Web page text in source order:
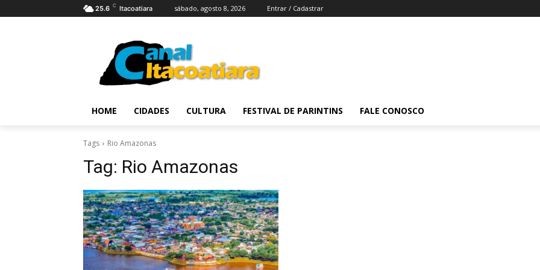
25.6 C Itacoatiara sábado, agosto 8, 2026 Entrar / Cadastrar
HOME CIDADES CULTURA FESTIVAL DE PARINTINS FALE CONOSCO
Tags Rio Amazonas
Tag: Rio Amazonas